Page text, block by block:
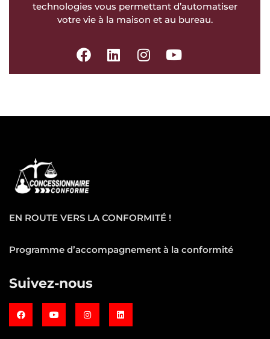
technologies vous permettant d’automatiser
votre vie à la maison et au bureau.
EN ROUTE VERS LA CONFORMITÉ !
Programme d’accompagnement à la conformité
Suivez-nous